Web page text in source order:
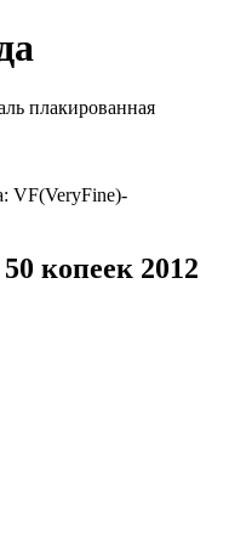
плакированная
VF(VeryFine)-
50 копеек 2012